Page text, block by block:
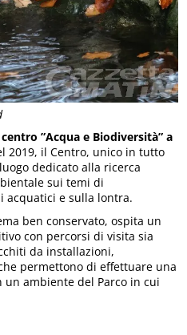
”Acqua e Biodiversità” a
2019, il Centro, unico in tutto
dedicato alla ricerca
sui temi di
acquatici e sulla lontra.
ben conservato, ospita un
con percorsi di visita sia
da installazioni,
permettono di effettuare una
un ambiente del Parco in cui